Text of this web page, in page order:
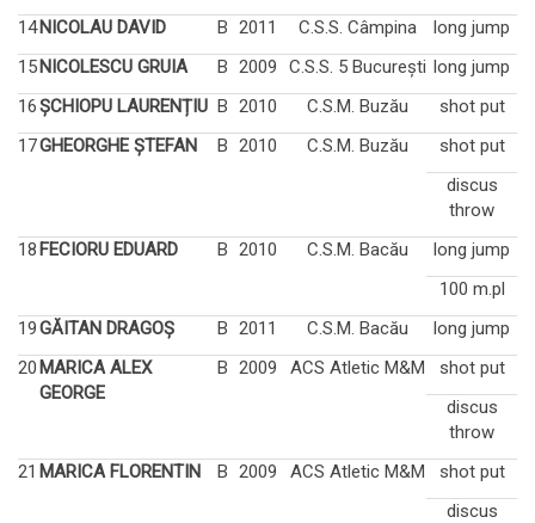
14NICOLAU DAVID B 2011 C.S.S. Câmpina
long jump
15NICOLESCU GRUIA B 2009 C.S.S. 5 București long jump
16ȘCHIOPU LAURENȚIU B 2010 C.S.M. Buzău
shot put
17GHEORGHE ȘTEFAN B 2010 C.S.M. Buzău
shot put
discus
throw
18 FECIORU EDUARD B 2010 C.S.M. Bacău
long jump
100 m.pl
19GĂITAN DRAGOȘ B 2011 C.S.M. Bacău
long jump
20 MARICA ALEX
GEORGE
B 2009 ACS Atletic M&M
shot put
discus
throw
21 MARICA FLORENTIN B 2009 ACS Atletic M&M
shot put
discus